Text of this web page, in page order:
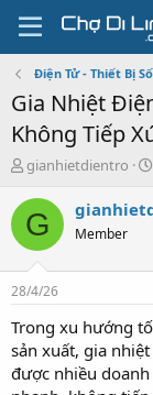
Điện Tử - Thiết Bị Số
Gia Nhiệt
Không Tiếp
T
r
e
a
s
t
a
t
e
gianhietdientro
G Member
28/4/26
Trong xu hướng
sản xuất, gia
được nhiều